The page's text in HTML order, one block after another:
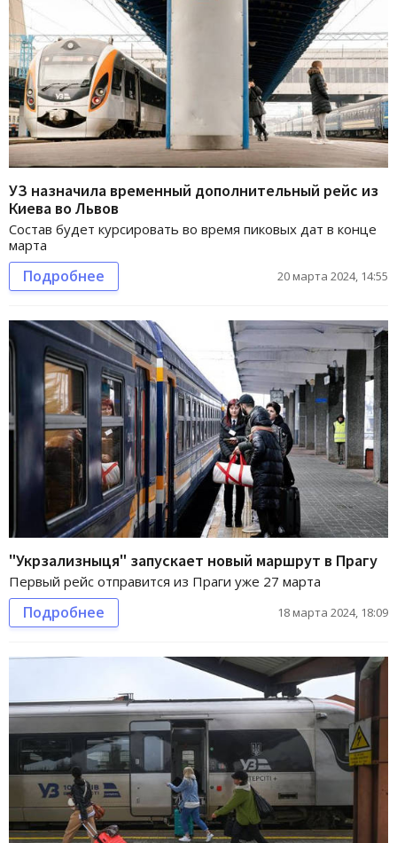
УЗ назначила временный дополнительный рейс из
Киева во Львов
Состав будет курсировать во время пиковых дат в конце
марта
Подробнее 20 марта 2024, 14:55
"Укрзализныця" запускает новый маршрут в Прагу
Первый рейс отправится из Праги уже 27 марта
Подробнее 18 марта 2024, 18:09